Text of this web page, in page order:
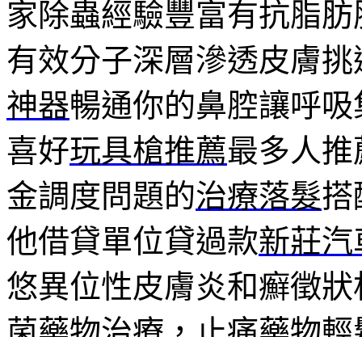
家除蟲經驗豐富有抗脂
有效分子深層滲透皮膚
神器暢通你的鼻腔讓呼
喜好玩具槍推薦最多人
金調度問題的治療落髮搭
他借貸單位貸過款新莊
悠異位性皮膚炎和癬徵狀